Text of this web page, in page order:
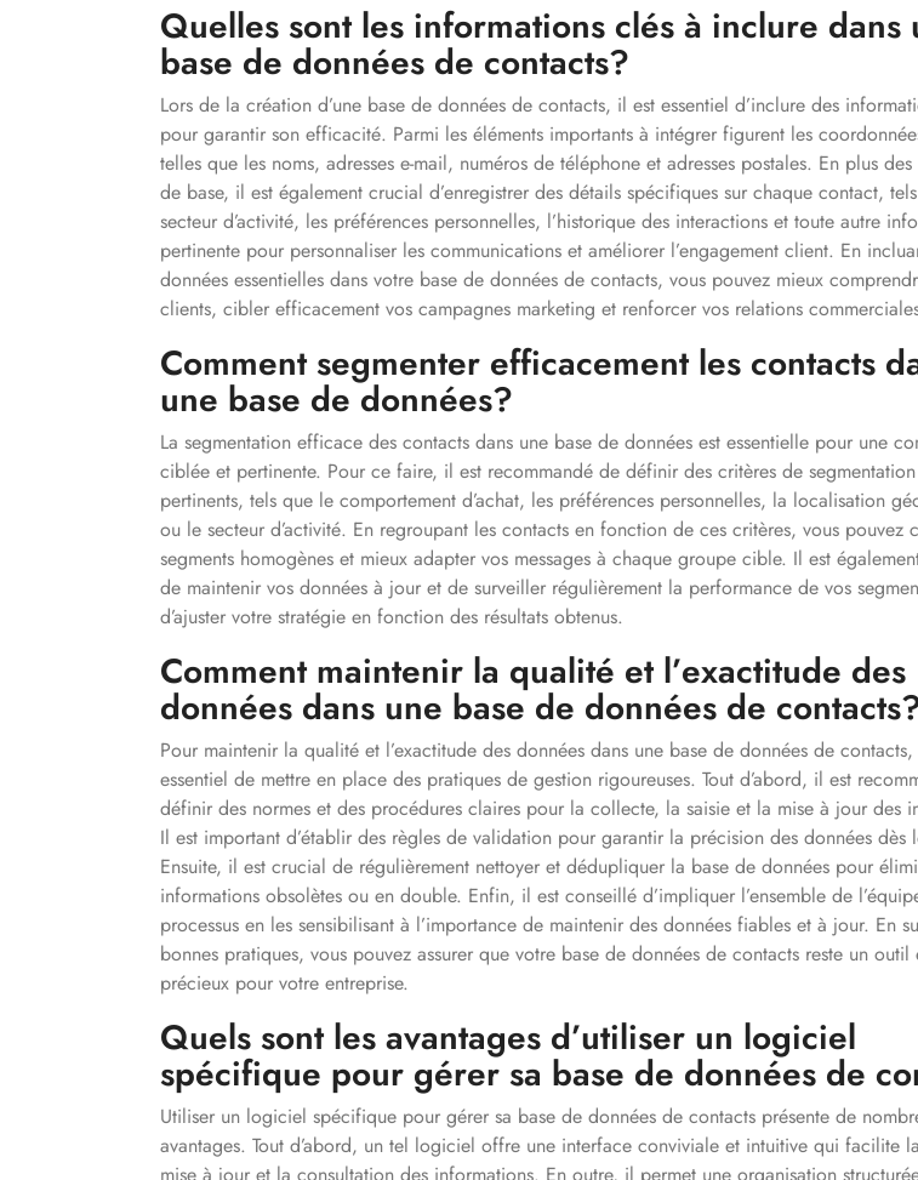
Quelles sont les informations clés à inclure dans
base de données de contacts?
Lors de la création d’une base de données de contacts, il est essentiel d’inclure des
pour garantir son efficacité. Parmi les éléments importants à intégrer figurent les
telles que les noms, adresses e-mail, numéros de téléphone et adresses postales. En plus
de base, il est également crucial d’enregistrer des détails spécifiques sur chaque contact,
secteur d’activité, les préférences personnelles, l’historique des interactions et toute autre
pertinente pour personnaliser les communications et améliorer l’engagement client. En
données essentielles dans votre base de données de contacts, vous pouvez mieux
clients, cibler efficacement vos campagnes marketing et renforcer vos relations
Comment segmenter efficacement les contacts
une base de données?
La segmentation efficace des contacts dans une base de données est essentielle pour une
ciblée et pertinente. Pour ce faire, il est recommandé de définir des critères de
pertinents, tels que le comportement d’achat, les préférences personnelles, la localisation
ou le secteur d’activité. En regroupant les contacts en fonction de ces critères, vous pouvez
segments homogènes et mieux adapter vos messages à chaque groupe cible. Il est
de maintenir vos données à jour et de surveiller régulièrement la performance de vos
d’ajuster votre stratégie en fonction des résultats obtenus.
Comment maintenir la qualité et l’exactitude des
données dans une base de données de
Pour maintenir la qualité et l’exactitude des données dans une base de données de
essentiel de mettre en place des pratiques de gestion rigoureuses. Tout d’abord, il est
définir des normes et des procédures claires pour la collecte, la saisie et la mise à jour des
Il est important d’établir des règles de validation pour garantir la précision des données dès
Ensuite, il est crucial de régulièrement nettoyer et dédupliquer la base de données pour
informations obsolètes ou en double. Enfin, il est conseillé d’impliquer l’ensemble de
processus en les sensibilisant à l’importance de maintenir des données fiables et à jour. En
bonnes pratiques, vous pouvez assurer que votre base de données de contacts reste un
précieux pour votre entreprise.
Quels sont les avantages d’utiliser un logiciel
spécifique pour gérer sa base de données de
Utiliser un logiciel spécifique pour gérer sa base de données de contacts présente de
avantages. Tout d’abord, un tel logiciel offre une interface conviviale et intuitive qui facilite